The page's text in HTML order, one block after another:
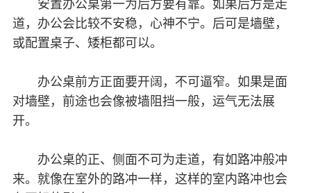
安置办公桌第一为后方要有靠。如果后方是走
道，办公会比较不安稳，心神不宁。后可是墙壁，
或配置桌子、矮柜都可以。
办公桌前方正面要开阔，不可逼窄。如果是面
对墙壁，前途也会像被墙阻挡一般，运气无法展
开。
办公桌的正、侧面不可为走道，有如路冲般冲
来。就像在室外的路冲一样，这样的室内路冲也会